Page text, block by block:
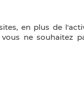
en plus de
ne souhaitez